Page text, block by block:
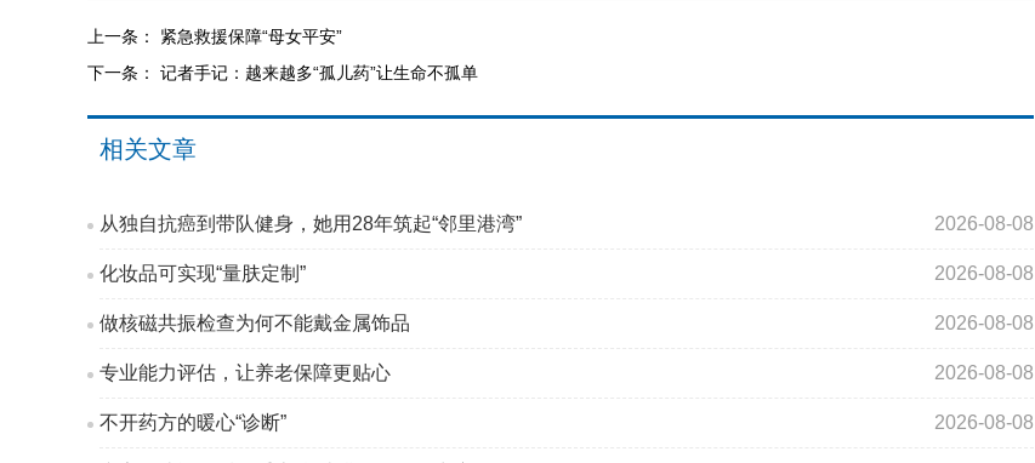
上一条： 紧急救援保障“母女平安”
下一条： 记者手记：越来越多“孤儿药”让生命不孤单
相关文章
从独自抗癌到带队健身，她用28年筑起“邻里港湾” 2026-08-08
化妆品可实现“量肤定制” 2026-08-08
做核磁共振检查为何不能戴金属饰品 2026-08-08
专业能力评估，让养老保障更贴心 2026-08-08
不开药方的暖心“诊断” 2026-08-08